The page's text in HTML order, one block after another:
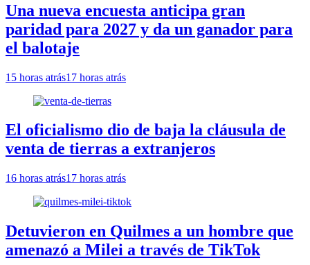
Una nueva encuesta anticipa gran
paridad para 2027 y da un ganador para
el balotaje
15 horas atrás17 horas atrás
El oficialismo dio de baja la cláusula de
venta de tierras a extranjeros
16 horas atrás17 horas atrás
Detuvieron en Quilmes a un hombre que
amenazó a Milei a través de TikTok